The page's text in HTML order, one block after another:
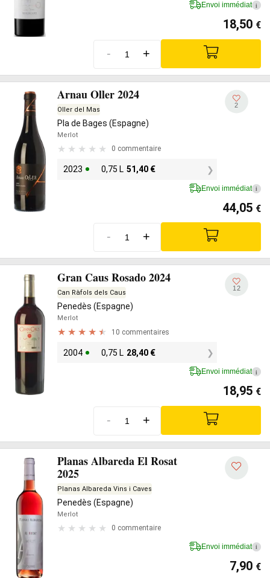
Envoi immédiat i
18,50 €
- +
Arnau Oller 2024
Oller del Mas
Pla de Bages (Espagne)
Merlot
0 commentaire
2023 0,75 L 51,40 €
2
Envoi immédiat i
44,05 €
- +
Gran Caus Rosado 2024
Can Ràfols dels Caus
Penedès (Espagne)
Merlot
10 commentaires
2004 0,75 L 28,40 €
12
Envoi immédiat i
18,95 €
- +
Planas Albareda El Rosat
2025
Planas Albareda Vins i Caves
Penedès (Espagne)
Merlot
0 commentaire
Envoi immédiat i
7,90 €